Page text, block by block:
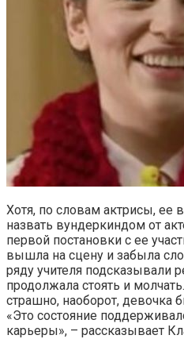
Хотя, по словам актрисы,
назвать вундеркиндом от
первой постановки с ее
вышла на сцену и забыла
ряду учителя подсказывали
продолжала стоять и
страшно, наоборот, девочка
«Это состояние
карьеры», – рассказывает